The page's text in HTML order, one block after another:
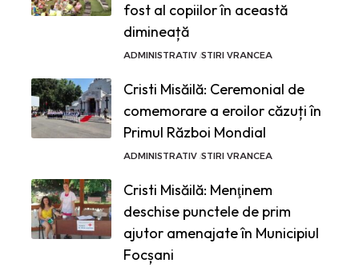
fost al copiilor în această
dimineață
ADMINISTRATIV STIRI VRANCEA
Cristi Misăilă: Ceremonial de
comemorare a eroilor căzuți în
Primul Război Mondial
ADMINISTRATIV STIRI VRANCEA
Cristi Misăilă: Menţinem
deschise punctele de prim
ajutor amenajate în Municipiul
Focșani